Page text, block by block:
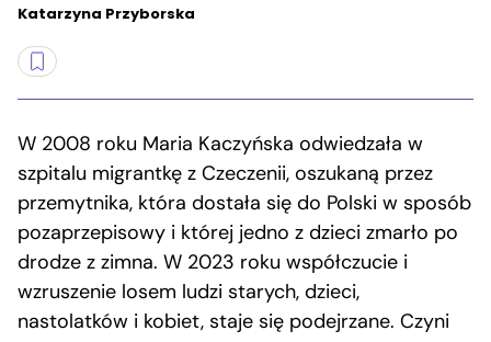
Katarzyna Przyborska
W 2008 roku Maria Kaczyńska odwiedzała w
szpitalu migrantkę z Czeczenii, oszukaną przez
przemytnika, która dostała się do Polski w sposób
pozaprzepisowy i której jedno z dzieci zmarło po
drodze z zimna. W 2023 roku współczucie i
wzruszenie losem ludzi starych, dzieci,
nastolatków i kobiet, staje się podejrzane. Czyni